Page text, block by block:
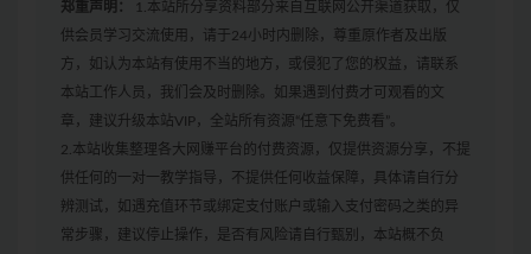
郑重声明：
1.本站所分享资料部分来自互联网公开渠道获取，仅
供会员学习交流使用，请于24小时内删除，尊重原作者及出版
方，如认为本站有使用不当的地方，或侵犯了您的权益，请联系
本站工作人员，我们会及时删除。如果遇到付费才可观看的文
章，建议升级本站VIP，全站所有资源“任意下免费看”。
2.本站收集整理各大网赚平台的付费资源，仅提供资源分享，不提
供任何的一对一教学指导，不提供任何收益保障，具体请自行分
辨测试，如遇充值环节或绑定支付账户或输入支付密码之类的异
常步骤，建议停止操作，是否有风险请自行甄别，本站概不负